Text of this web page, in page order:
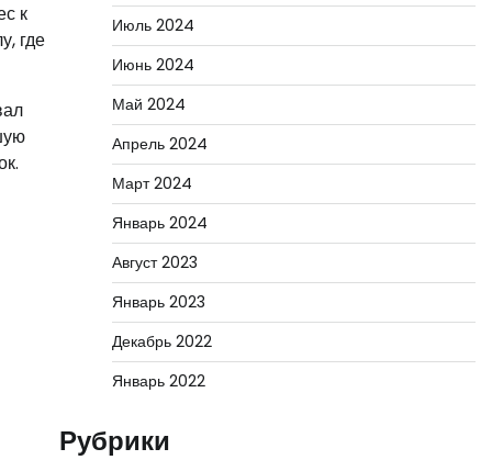
к
где
Июль 2024
Июнь 2024
Май 2024
Апрель 2024
Март 2024
Январь 2024
Август 2023
Январь 2023
Декабрь 2022
Январь 2022
Рубрики